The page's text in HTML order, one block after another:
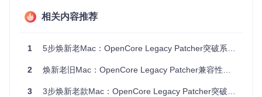
方案：四大核心能力解锁硬件潜力
1. 智能硬件适配系统
场景问题：2012年的MacBook Pro在尝试安装macOS Monter
相关内容推荐
1 5步焕新老Mac：OpenCore Legacy Patcher突破系统限制全指南
2 焕新老旧Mac：OpenCore Legacy Patcher兼容性突破与性能优化指南
3 3步焕新老款Mac：OpenCore Legacy Patcher突破系统限制全指南